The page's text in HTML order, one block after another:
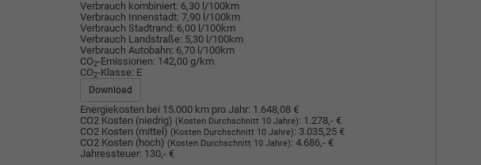
Verbrauch kombiniert: 6,30 l/100km
Verbrauch Innenstadt: 7,90 l/100km
Verbrauch Stadtrand: 6,00 l/100km
Verbrauch Landstraße: 5,30 l/100km
Verbrauch Autobahn: 6,70 l/100km
CO2-Emissionen: 142,00 g/km
CO2-Klasse: E
Download
Energiekosten bei 15.000 km pro Jahr: 1.648,08 €
CO2 Kosten (niedrig) (Kosten Durchschnitt 10 Jahre): 1.278,- €
CO2 Kosten (mittel) (Kosten Durchschnitt 10 Jahre): 3.035,25 €
CO2 Kosten (hoch) (Kosten Durchschnitt 10 Jahre): 4.686,- €
Jahressteuer: 130,- €